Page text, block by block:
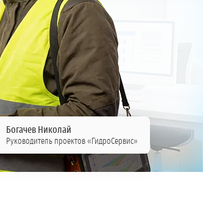
Богачев Николай
Руководитель проектов «ГидроСервис»